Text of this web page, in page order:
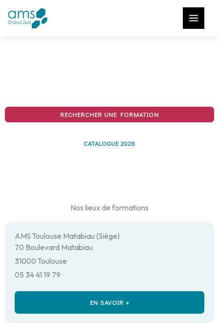
CATALOGUE 2026
RECHERCHER UNE FORMATION
Nos lieux de formations
AMS Toulouse Matabiau (Siège)
70 Boulevard Matabiau
31000 Toulouse
05 34 41 19 79
EN SAVOIR +